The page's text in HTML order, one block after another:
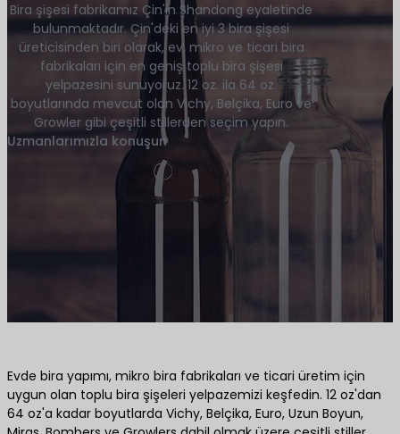
Bira şişesi fabrikamız Çin'in Shandong eyaletinde
bulunmaktadır. Çin'deki en iyi 3 bira şişesi
üreticisinden biri olarak, ev, mikro ve ticari bira
fabrikaları için en geniş toplu bira şişesi
yelpazesini sunuyoruz. 12 oz. ila 64 oz.
boyutlarında mevcut olan Vichy, Belçika, Euro ve
Growler gibi çeşitli stillerden seçim yapın.
Uzmanlarımızla konuşun
Evde bira yapımı, mikro bira fabrikaları ve ticari üretim için
uygun olan toplu bira şişeleri yelpazemizi keşfedin. 12 oz'dan
64 oz'a kadar boyutlarda Vichy, Belçika, Euro, Uzun Boyun,